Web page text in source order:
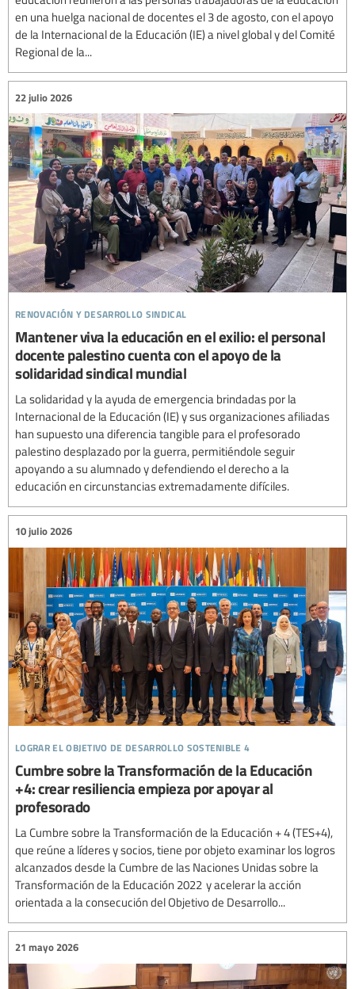
en una huelga nacional de docentes el 3 de agosto, con el apoyo
de la Internacional de la Educación (IE) a nivel global y del Comité
Regional de la...
renovación y desarrollo sindical
22 julio 2026
Mantener viva la educación en el exilio: el personal
docente palestino cuenta con el apoyo de la
solidaridad sindical mundial
La solidaridad y la ayuda de emergencia brindadas por la
Internacional de la Educación (IE) y sus organizaciones afiliadas
han supuesto una diferencia tangible para el profesorado
palestino desplazado por la guerra, permitiéndole seguir
apoyando a su alumnado y defendiendo el derecho a la
educación en circunstancias extremadamente difíciles.
lograr el objetivo de desarrollo sostenible 4
10 julio 2026
Cumbre sobre la Transformación de la Educación
+4: crear resiliencia empieza por apoyar al
profesorado
La Cumbre sobre la Transformación de la Educación + 4 (TES+4),
que reúne a líderes y socios, tiene por objeto examinar los logros
alcanzados desde la Cumbre de las Naciones Unidas sobre la
Transformación de la Educación 2022 y acelerar la acción
orientada a la consecución del Objetivo de Desarrollo...
21 mayo 2026